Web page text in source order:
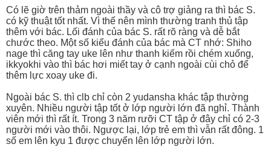
Có lẽ giờ trên thảm ngoài thầy và cô trợ giảng ra thì bác S.
có kỹ thuật tốt nhất. Vì thế nên mình thường tranh thủ tập
thêm với bác. Lối đánh của bác S. rất rõ ràng và dễ bắt
chước theo. Một số kiểu đánh của bác mà CT nhớ: Shiho
nage thì căng tay uke lên như thanh kiếm rồi chém xuống,
ikkyokhi vào thì bác hơi miết tay ở cạnh ngoài cùi chỏ để
thêm lực xoay uke đi.
Ngoài bác S. thì clb chỉ còn 2 yudansha khác tập thường
xuyên. Nhiều người tập tốt ở lớp người lớn đã nghỉ. Thành
viên mới thì rất ít. Trong 3 năm rưỡi CT tập ở đây chỉ có 2-3
người mới vào thôi. Ngược lại, lớp trẻ em thì vẫn rất đông. 1
số em lên kyu 1 được chuyển lên lớp người lớn.